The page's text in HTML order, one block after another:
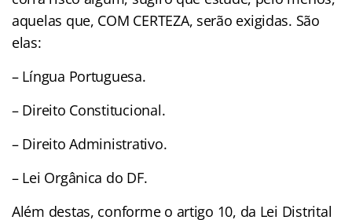
aquelas que, COM CERTEZA, serão exigidas. São
elas:
– Língua Portuguesa.
– Direito Constitucional.
– Direito Administrativo.
– Lei Orgânica do DF.
Além destas, conforme o artigo 10, da Lei Distrital